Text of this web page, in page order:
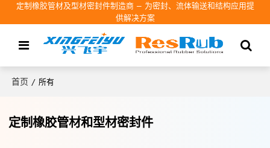
定制橡胶管材及型材密封件制造商 – 为密封、流体输送和结构应用提
供解决方案
首页 / 所有
定制橡胶管材和型材密封件